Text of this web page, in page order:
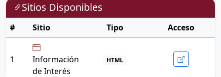
Sitios Disponibles
# Sitio Tipo Acceso
1
Información
de Interés
HTML